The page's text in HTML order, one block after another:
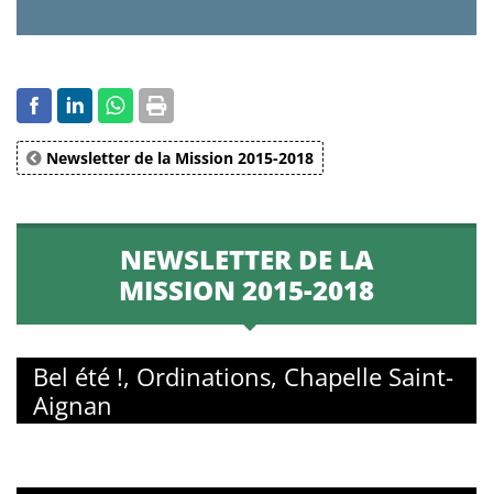
Newsletter de la Mission 2015-2018
NEWSLETTER DE LA
MISSION 2015-2018
Bel été !, Ordinations, Chapelle Saint-
Aignan